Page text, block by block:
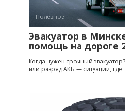
Полезное
Эвакуатор в
помощь на дороге
Когда нужен срочный
или разряд АКБ — ситуации, где